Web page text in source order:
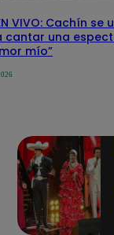
VIVO: Cachín se
cantar una
mío”